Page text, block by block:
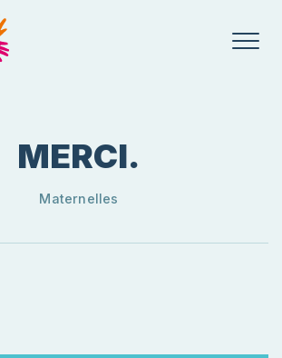
MERCI.
Maternelles